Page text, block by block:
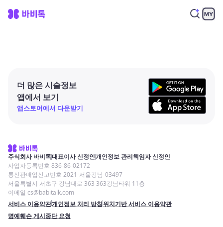
더 많은 시술정보
앱에서 보기
앱스토어에서 다운받기
주식회사 바비톡대표이사 신정인개인정보 관리책임자 신정인
사업자등록번호 836-86-02172
통신판매업신고번호 2021-서울강남-03497
서울특별시 서초구 강남대로 363 363강남타워 11층
이메일 cs@babitalk.com
서비스 이용약관개인정보 처리 방침위치기반 서비스 이용약관
명예훼손 게시중단 요청